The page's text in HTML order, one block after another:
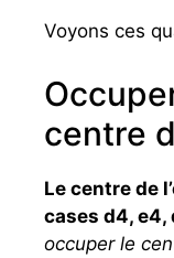
Voyons ces
centre
Le centre de
cases d4, e4,
occuper le